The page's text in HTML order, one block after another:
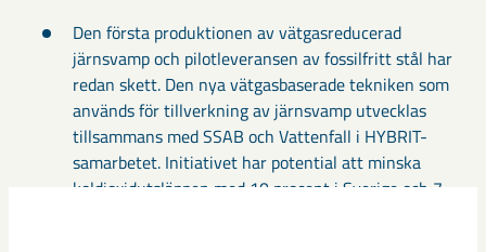
Den första produktionen av vätgasreducerad
järnsvamp och pilotleveransen av fossilfritt stål har
redan skett. Den nya vätgasbaserade tekniken som
används för tillverkning av järnsvamp utvecklas
tillsammans med SSAB och Vattenfall i HYBRIT-
samarbetet. Initiativet har potential att minska
koldioxidutsläppen med 10 procent i Sverige och 7